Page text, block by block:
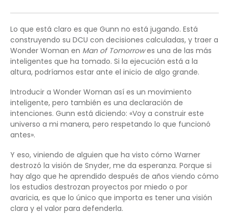
Lo que está claro es que Gunn no está jugando. Está
construyendo su DCU con decisiones calculadas, y traer a
Wonder Woman en Man of Tomorrowes una de las más
inteligentes que ha tomado. Si la ejecución está a la
altura, podríamos estar ante el inicio de algo grande.
Introducir a Wonder Woman así es un movimiento
inteligente, pero también es una declaración de
intenciones. Gunn está diciendo: «Voy a construir este
universo a mi manera, pero respetando lo que funcionó
antes».
Y eso, viniendo de alguien que ha visto cómo Warner
destrozó la visión de Snyder, me da esperanza. Porque si
hay algo que he aprendido después de años viendo cómo
los estudios destrozan proyectos por miedo o por
avaricia, es que lo único que importa es tener una visión
clara y el valor para defenderla.